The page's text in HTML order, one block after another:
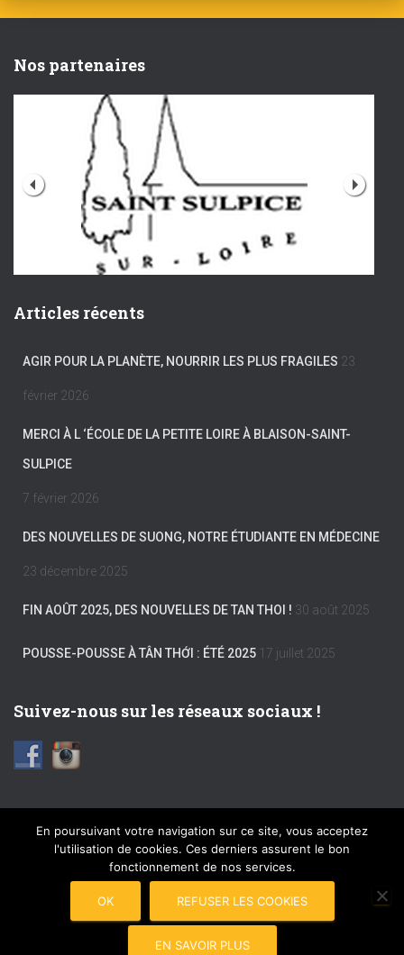
Nos partenaires
Articles récents
AGIR POUR LA PLANÈTE, NOURRIR LES PLUS FRAGILES 23
février 2026
MERCI À L ‘ÉCOLE DE LA PETITE LOIRE À BLAISON-SAINT-
SULPICE
7 février 2026
DES NOUVELLES DE SUONG, NOTRE ÉTUDIANTE EN MÉDECINE
23 décembre 2025
FIN AOÛT 2025, DES NOUVELLES DE TAN THOI ! 30 août 2025
POUSSE-POUSSE À TÂN THỚI : ÉTÉ 2025 17 juillet 2025
Suivez-nous sur les réseaux sociaux !
FACEBOOK INSTAGRAM MENTIONS LÉGALES
En poursuivant votre navigation sur ce site, vous acceptez
l'utilisation de cookies. Ces derniers assurent le bon
fonctionnement de nos services.
OK REFUSER LES COOKIES
EN SAVOIR PLUS